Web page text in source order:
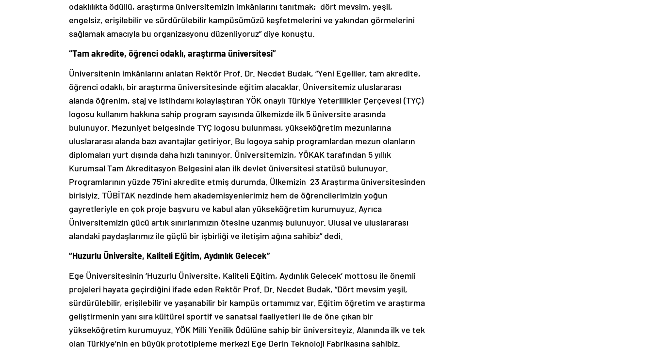
odaklılıkta ödüllü, araştırma üniversitemizin imkânlarını tanıtmak; dört mevsim, yeşil,
engelsiz, erişilebilir ve sürdürülebilir kampüsümüzü keşfetmelerini ve yakından görmelerini
sağlamak amacıyla bu organizasyonu düzenliyoruz” diye konuştu.
“Tam akredite, öğrenci odaklı, araştırma üniversitesi”
Üniversitenin imkânlarını anlatan Rektör Prof. Dr. Necdet Budak, “Yeni Egeliler, tam akredite,
öğrenci odaklı, bir araştırma üniversitesinde eğitim alacaklar. Üniversitemiz uluslararası
alanda öğrenim, staj ve istihdamı kolaylaştıran YÖK onaylı Türkiye Yeterlilikler Çerçevesi (TYÇ)
logosu kullanım hakkına sahip program sayısında ülkemizde ilk 5 üniversite arasında
bulunuyor. Mezuniyet belgesinde TYÇ logosu bulunması, yükseköğretim mezunlarına
uluslararası alanda bazı avantajlar getiriyor. Bu logoya sahip programlardan mezun olanların
diplomaları yurt dışında daha hızlı tanınıyor. Üniversitemizin, YÖKAK tarafından 5 yıllık
Kurumsal Tam Akreditasyon Belgesini alan ilk devlet üniversitesi statüsü bulunuyor.
Programlarının yüzde 75’ini akredite etmiş durumda. Ülkemizin 23 Araştırma üniversitesinden
birisiyiz. TÜBİTAK nezdinde hem akademisyenlerimiz hem de öğrencilerimizin yoğun
gayretleriyle en çok proje başvuru ve kabul alan yükseköğretim kurumuyuz. Ayrıca
Üniversitemizin gücü artık sınırlarımızın ötesine uzanmış bulunuyor. Ulusal ve uluslararası
alandaki paydaşlarımız ile güçlü bir işbirliği ve iletişim ağına sahibiz” dedi.
“Huzurlu Üniversite, Kaliteli Eğitim, Aydınlık Gelecek”
Ege Üniversitesinin ‘Huzurlu Üniversite, Kaliteli Eğitim, Aydınlık Gelecek’ mottosu ile önemli
projeleri hayata geçirdiğini ifade eden Rektör Prof. Dr. Necdet Budak, “Dört mevsim yeşil,
sürdürülebilir, erişilebilir ve yaşanabilir bir kampüs ortamımız var. Eğitim öğretim ve araştırma
geliştirmenin yanı sıra kültürel sportif ve sanatsal faaliyetleri ile de öne çıkan bir
yükseköğretim kurumuyuz. YÖK Milli Yenilik Ödülüne sahip bir üniversiteyiz. Alanında ilk ve tek
olan Türkiye’nin en büyük prototipleme merkezi Ege Derin Teknoloji Fabrikasına sahibiz.